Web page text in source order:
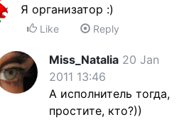
Я организатор :)
Like Reply
Miss_Natalia 20 Jan
2011 13:46
А исполнитель тогда,
простите, кто?))